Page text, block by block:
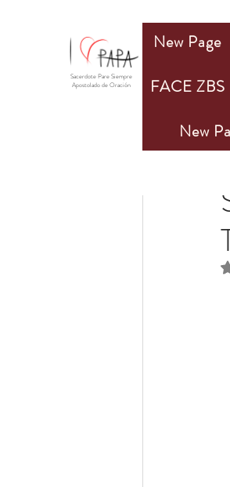
New Page
FACE ZBS
New
Sacerdote Pare Siempre
Apostolado de Oración